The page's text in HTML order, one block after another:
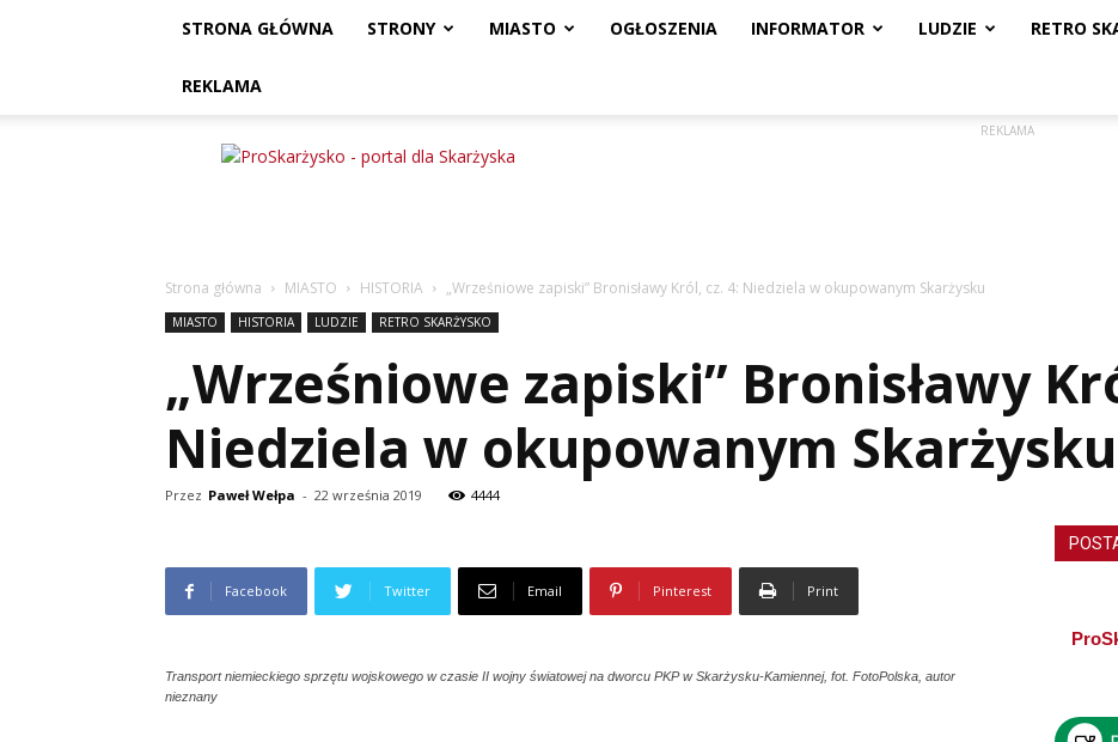
STRONA GŁÓWNA STRONY MIASTO OGŁOSZENIA INFORMATOR LUDZIE RETRO
REKLAMA
ProSkarżysko
REKLAMA
Strona główna MIASTO HISTORIA „Wrześniowe zapiski” Bronisławy Król, cz. 4: Niedziela w okupowanym Skarżysku
MIASTO HISTORIA LUDZIE RETRO SKARŻYSKO
„Wrześniowe zapiski” Bronisławy
Niedziela w okupowanym Skarżysku
Przez Paweł Wełpa - 22 września 2019 4444
Facebook Twitter Email Pinterest Print
Transport niemieckiego sprzętu wojskowego w czasie II wojny światowej na dworcu PKP w Skarżysku-Kamiennej, fot. FotoPolska, autor
nieznany